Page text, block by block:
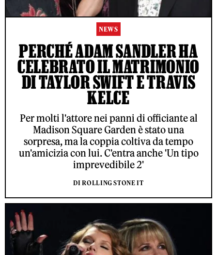
NEWS
PERCHÉ ADAM SANDLER HA
CELEBRATO IL MATRIMONIO
DI TAYLOR SWIFT E TRAVIS
KELCE
Per molti l'attore nei panni di officiante al
Madison Square Garden è stato una
sorpresa, ma la coppia coltiva da tempo
un'amicizia con lui. C'entra anche 'Un tipo
imprevedibile 2'
DI ROLLING STONE IT